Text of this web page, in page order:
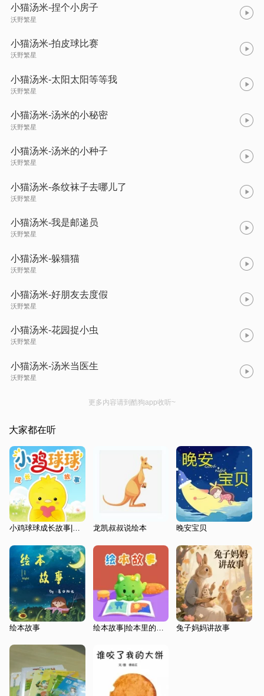
小猫汤米-捏个小房子
沃野繁星
小猫汤米-拍皮球比赛
沃野繁星
小猫汤米-太阳太阳等等我
沃野繁星
小猫汤米-汤米的小秘密
沃野繁星
小猫汤米-汤米的小种子
沃野繁星
小猫汤米-条纹袜子去哪儿了
沃野繁星
小猫汤米-我是邮递员
沃野繁星
小猫汤米-躲猫猫
沃野繁星
小猫汤米-好朋友去度假
沃野繁星
小猫汤米-花园捉小虫
沃野繁星
小猫汤米-汤米当医生
沃野繁星
更多内容请到酷狗app收听~
大家都在听
小鸡球球成长故事|睡前故事|绘本故事|0-6岁 龙凯叔叔说绘本 晚安宝贝
绘本故事 兔子妈妈讲故事